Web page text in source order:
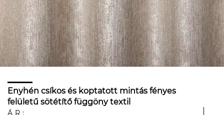
Enyhén csíkos és koptatott mintás fényes
felületű sötétítő függöny textil
ÁR: